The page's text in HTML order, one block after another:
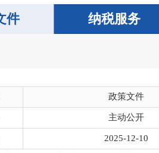
件 纳税服务
政策文件
主动公开
2025-12-10